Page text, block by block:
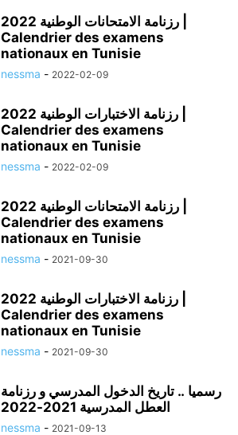
رزنامة الامتحانات الوطنية 2022 |
Calendrier des examens
nationaux en Tunisie
nessma - 2022-02-09
رزنامة الاختبارات الوطنية 2022 |
Calendrier des examens
nationaux en Tunisie
nessma - 2022-02-09
رزنامة الامتحانات الوطنية 2022 |
Calendrier des examens
nationaux en Tunisie
nessma - 2021-09-30
رزنامة الاختبارات الوطنية 2022 |
Calendrier des examens
nationaux en Tunisie
nessma - 2021-09-30
رسميا .. تاريخ الدخول المدرسي و رزنامة
العطل المدرسية 2021-2022
nessma - 2021-09-13